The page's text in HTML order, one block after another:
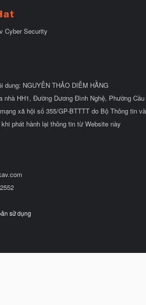
Cyber Security
dung: NGUYỄN THẢO DIỄM HẰNG
nhà HH1, Đường Dương Đình Nghệ, Phường
xã hội số 355/GP-BTTTT do Bộ Thông tin
phát hành lại thông tin từ Website này
sử dụng